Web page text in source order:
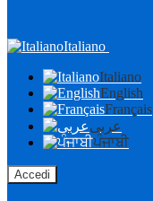
Italiano
Italiano
English
Français
عربى
ਪੰਜਾਬੀ
Accedi